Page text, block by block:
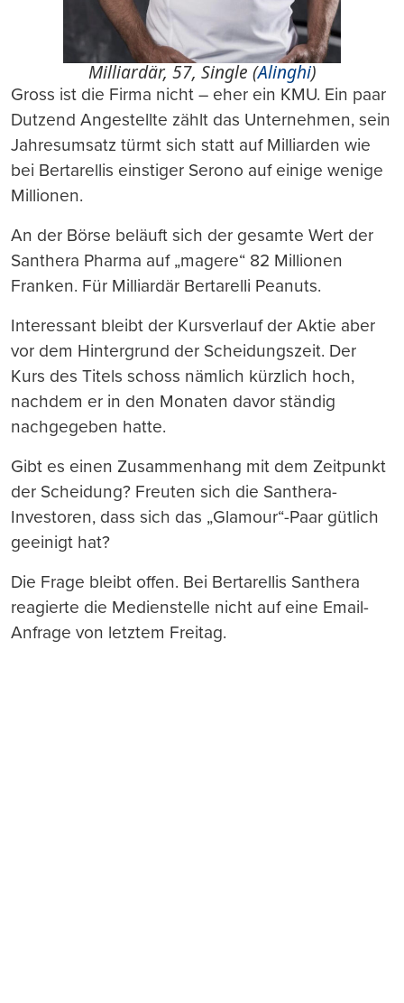
Milliardär, 57, Single (Alinghi)
Gross ist die Firma nicht – eher ein KMU. Ein paar
Dutzend Angestellte zählt das Unternehmen, sein
Jahresumsatz türmt sich statt auf Milliarden wie
bei Bertarellis einstiger Serono auf einige wenige
Millionen.
An der Börse beläuft sich der gesamte Wert der
Santhera Pharma auf „magere“ 82 Millionen
Franken. Für Milliardär Bertarelli Peanuts.
Interessant bleibt der Kursverlauf der Aktie aber
vor dem Hintergrund der Scheidungszeit. Der
Kurs des Titels schoss nämlich kürzlich hoch,
nachdem er in den Monaten davor ständig
nachgegeben hatte.
Gibt es einen Zusammenhang mit dem Zeitpunkt
der Scheidung? Freuten sich die Santhera-
Investoren, dass sich das „Glamour“-Paar gütlich
geeinigt hat?
Die Frage bleibt offen. Bei Bertarellis Santhera
reagierte die Medienstelle nicht auf eine Email-
Anfrage von letztem Freitag.